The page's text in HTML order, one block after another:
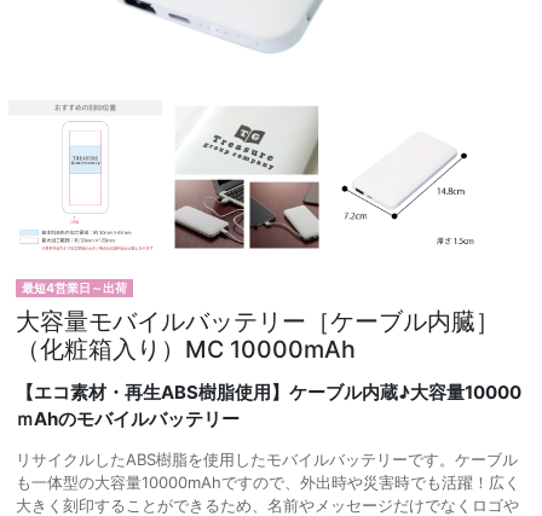
最短4営業日～出荷
大容量モバイルバッテリー［ケーブル内臓］
（化粧箱入り）MC 10000mAh
【エコ素材・再生ABS樹脂使用】ケーブル内蔵♪大容量10000
ｍAhのモバイルバッテリー
リサイクルしたABS樹脂を使用したモバイルバッテリーです。ケーブル
も一体型の大容量10000mAhですので、外出時や災害時でも活躍！広く
大きく刻印することができるため、名前やメッセージだけでなくロゴや